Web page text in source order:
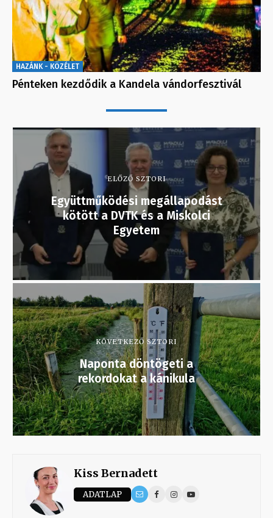
HAZÁNK - KÖZÉLET
Pénteken kezdődik a Kandela vándorfesztivál
ELŐZŐ SZTORI
Együttműködési megállapodást
kötött a DVTK és a Miskolci
Egyetem
KÖVETKEZŐ SZTORI
Naponta döntögeti a
rekordokat a kánikula
Kiss Bernadett
ADATLAP